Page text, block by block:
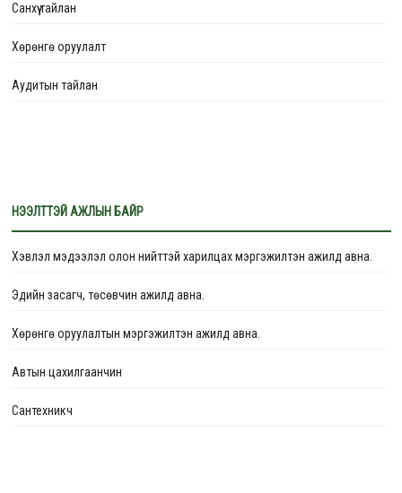
АЖИЛТАН БАНЗАРЫН МӨНХЦЭЦЭГ
Хөдөлмөрийн аюулгүй байдал эрүүл ахуйн заавар, зааварчилгаа –
Санхүү тайлан
Хөрөнгө оруулалт
Аудитын тайлан
НЭЭЛТТЭЙ АЖЛЫН БАЙР
Хэвлэл мэдээлэл олон нийттэй харилцах мэргэжилтэн ажилд авна.
Эдийн засагч, төсөвчин ажилд авна.
Хөрөнгө оруулалтын мэргэжилтэн ажилд авна.
Автын цахилгаанчин
Сантехникч